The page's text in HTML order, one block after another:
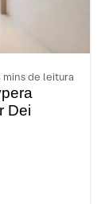
mins de leitura
Dei